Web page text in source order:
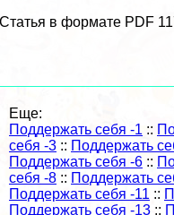
Статья в формате PDF
Еще:
Поддержать себя -1 ::
себя -3 :: Поддержать
Поддержать себя -6 ::
себя -8 :: Поддержать
Поддержать себя -11 ::
Поддержать себя -13 ::